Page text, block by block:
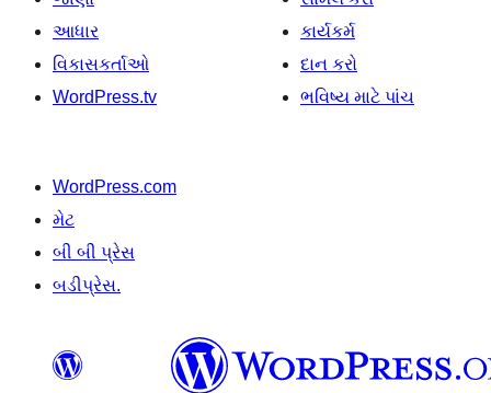
આધાર
વિકાસકર્તાઓ
WordPress.tv
કાર્યકર્મ
દાન કરો
ભવિષ્ય માટે પાંચ
WordPress.com
મેટ
બી બી પ્રેસ
બડીપ્રેસ.